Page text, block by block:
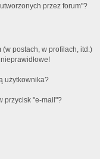
przez forum"?
(w postach, w profilach, itd.)
użytkownika?
przycisk "e-mail"?